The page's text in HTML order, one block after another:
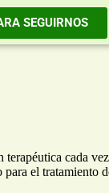
SEGUIRNOS
cada
para el